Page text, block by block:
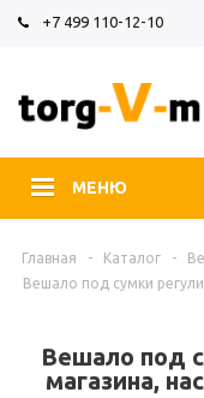
+7 499 110-12-10
МЕНЮ
Главная - Каталог -
Вешало под сумки
Вешало под
магазина,